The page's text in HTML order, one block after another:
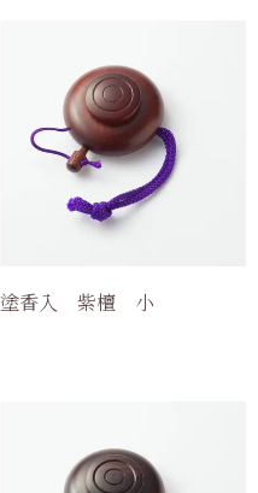
塗香入 紫檀 小